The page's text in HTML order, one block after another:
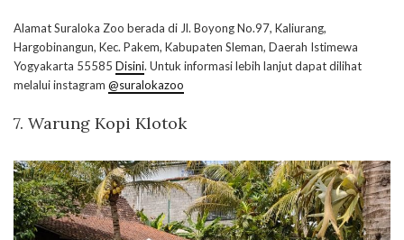
Alamat Suraloka Zoo berada di Jl. Boyong No.97, Kaliurang,
Hargobinangun, Kec. Pakem, Kabupaten Sleman, Daerah Istimewa
Yogyakarta 55585 Disini. Untuk informasi lebih lanjut dapat dilihat
melalui instagram @suralokazoo
7. Warung Kopi Klotok